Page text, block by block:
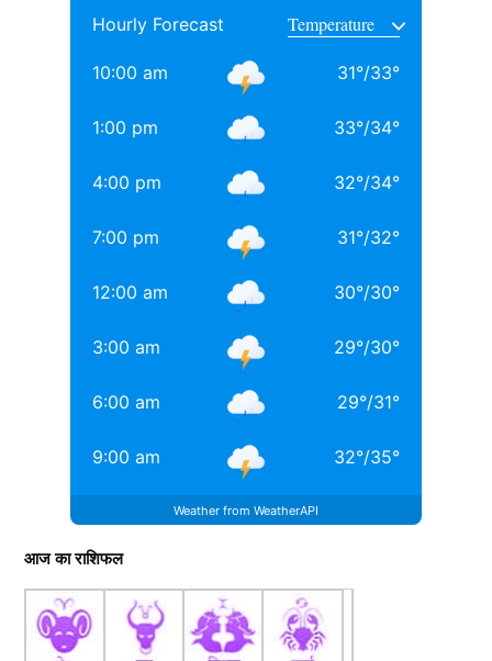
साथ अनिल थडानी, करण जौहर और अभिषेक कपूर भी पढ़ाई कर
Daughters of Bollywood Actresses: मां से भी ज्यादा
खूबसूरत? इन 3 बॉलीवुड एक्ट्रेसेस की बेटियों ने लूटी महफिल
बॉलीवुड की 3 सबसे बड़ी हीरोइन्स जिनकी नानी-परनानी कोठे पर
नाचती थीं, नाम जानकर होगी हैरानी
Hourly Forecast
10:00 am 31°/33°
1:00 pm 33°/34°
4:00 pm 32°/34°
7:00 pm 31°/32°
12:00 am 30°/30°
3:00 am 29°/30°
6:00 am 29°/31°
9:00 am 32°/35°
Weather from WeatherAPI
आज का राशिफल